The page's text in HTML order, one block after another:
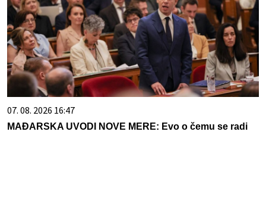
07. 08. 2026 16:47
MAĐARSKA UVODI NOVE MERE: Evo o čemu se radi